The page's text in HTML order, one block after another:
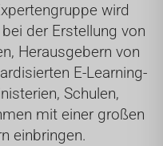
wird
der Erstellung von
Herausgebern von
E-Learning-
Schulen,
mit einer großen
einbringen.